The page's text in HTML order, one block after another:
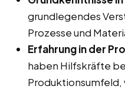
grundlegendes
Prozesse und
Erfahrung in der
haben Hilfskräfte
Produktionsumfeld,